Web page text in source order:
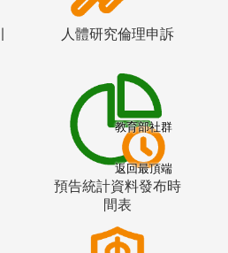
人體研究倫理申訴
預告統計資料發布時
間表
教育部社群
返回最頂端